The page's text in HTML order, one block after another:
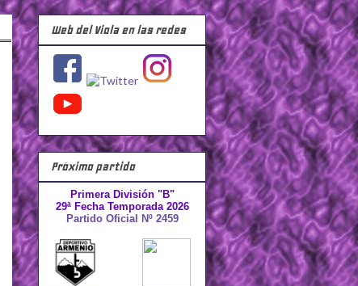
Web del Viola en las redes
Próximo partido
Primera División "B"
29ª Fecha Temporada 2026
Partido Oficial Nº 2459